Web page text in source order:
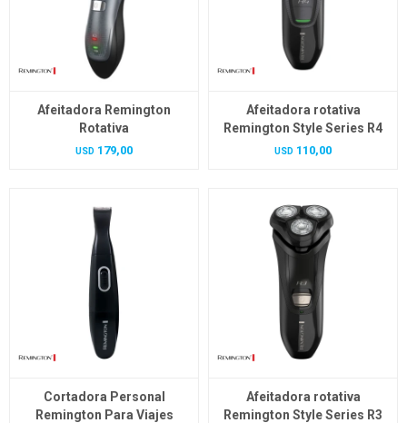
Afeitadora Remington
Rotativa
USD 179,00
Afeitadora rotativa
Remington Style Series R4
USD 110,00
Cortadora Personal
Remington Para Viajes
Afeitadora rotativa
Remington Style Series R3